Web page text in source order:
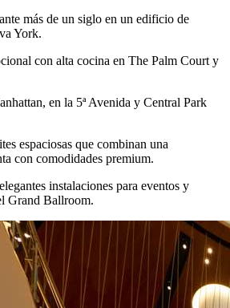
más de un siglo en un edificio de
York.
con alta cocina en The Palm Court y
en la 5ª Avenida y Central Park
espaciosas que combinan una
con comodidades premium.
instalaciones para eventos y
Grand Ballroom.